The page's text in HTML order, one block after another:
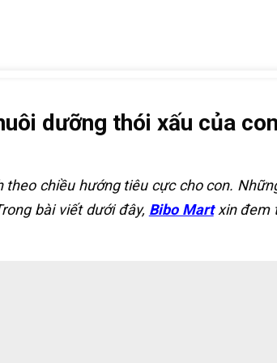
dưỡng thói xấu của con
chiều hướng tiêu cực cho con.
bài viết dưới đây, Bibo Martxin đem